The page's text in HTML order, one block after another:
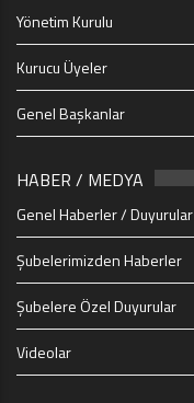
Yönetim Kurulu
Kurucu Üyeler
Genel Başkanlar
HABER / MEDYA
Genel Haberler / Duyurular
Şubelerimizden Haberler
Şubelere Özel Duyurular
Videolar